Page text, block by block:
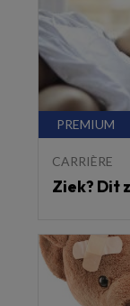
CARRIÈRE
Ziek? Dit